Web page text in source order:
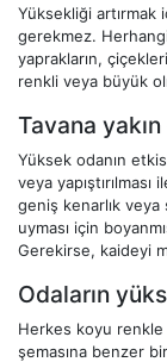
Yüksekliği artırmak
gerekmez.
yaprakların,
renkli veya büyük
Tavana
Yüksek odanın
veya
geniş kenarlık veya
uyması için
Gerekirse, kaideyi
Odaların
Herkes koyu renkle
şemasına benzer